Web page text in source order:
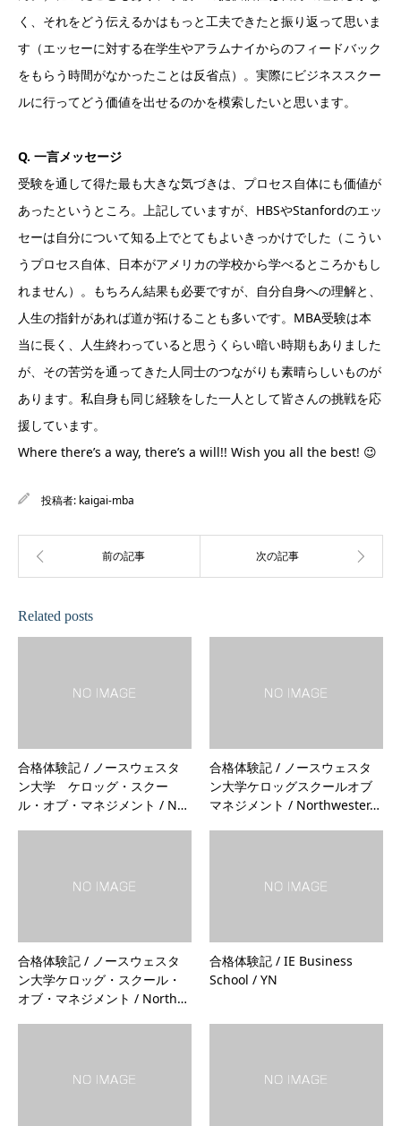
く、それをどう伝えるかはもっと工夫できたと振り返って思いま
す（エッセーに対する在学生やアラムナイからのフィードバック
をもらう時間がなかったことは反省点）。実際にビジネススクー
ルに行ってどう価値を出せるのかを模索したいと思います。
Q. 一言メッセージ
受験を通して得た最も大きな気づきは、プロセス自体にも価値が
あったというところ。上記していますが、HBSやStanfordのエッ
セーは自分について知る上でとてもよいきっかけでした（こうい
うプロセス自体、日本がアメリカの学校から学べるところかもし
れません）。もちろん結果も必要ですが、自分自身への理解と、
人生の指針があれば道が拓けることも多いです。MBA受験は本
当に長く、人生終わっていると思うくらい暗い時期もありました
が、その苦労を通ってきた人同士のつながりも素晴らしいものが
あります。私自身も同じ経験をした一人として皆さんの挑戦を応
援しています。
Where there’s a way, there’s a will!! Wish you all the best! 😉
投稿者: kaigai-mba
Related posts
合格体験記 / ノースウェスタ
ン大学 ケロッグ・スクー
ル・オブ・マネジメント / N…
合格体験記 / ノースウェスタ
ン大学ケロッグスクールオブ
マネジメント / Northwester…
合格体験記 / ノースウェスタ
ン大学ケロッグ・スクール・
オブ・マネジメント / North…
合格体験記 / IE Business
School / YN